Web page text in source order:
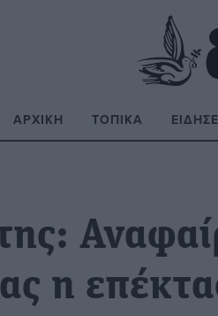
ΑΡΧΙΚΉ ΤΟΠΙΚΆ
η